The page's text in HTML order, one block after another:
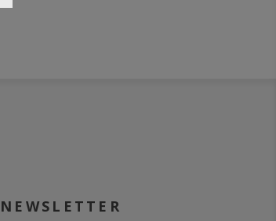
NEWSLETTER